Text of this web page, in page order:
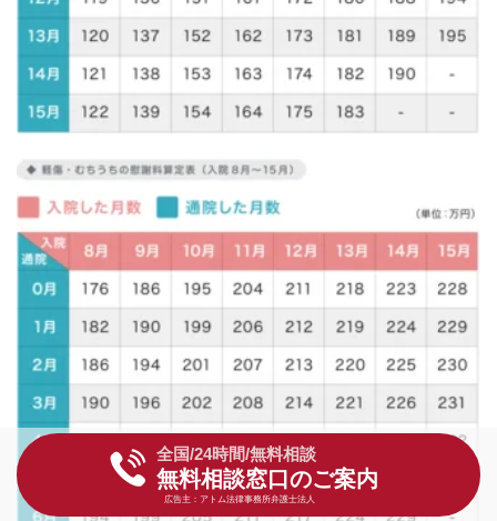
全国/24時間/無料相談
無料相談窓口のご案内
広告主：アトム法律事務所弁護士法人